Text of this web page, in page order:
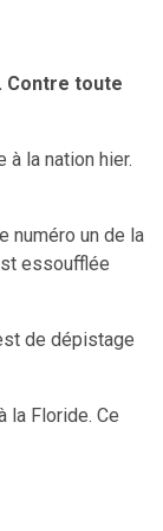
Contre toute
la nation hier.
numéro un de la
essoufflée
de dépistage
la Floride. Ce